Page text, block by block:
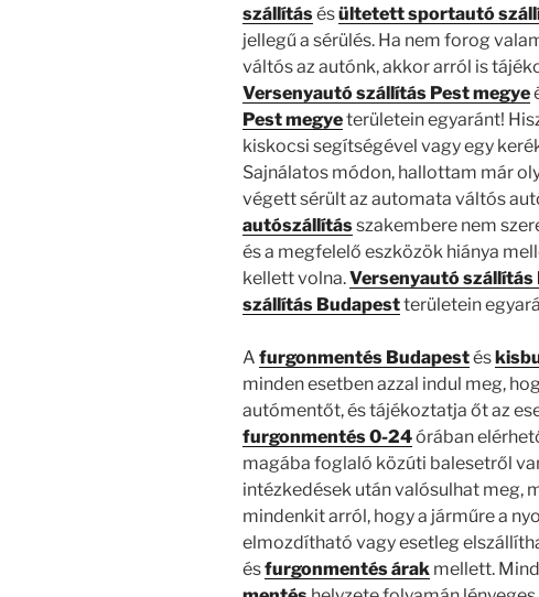
szállításésültetett sportautó
jellegű a sérülés. Ha nem forog
váltós az autónk, akkor arról is
Versenyautó szállítás Pest megye
Pest megyeterületein egyaránt!
kiskocsi segítségével vagy egy
Sajnálatos módon, hallottam már
végett sérült az automata váltós
autószállításszakembere nem
és a megfelelő eszközök hiánya
kellett volna.Versenyautó szállítás
szállítás Budapestterületein
A furgonmentés Budapestés
minden esetben azzal indul meg,
autómentőt, és tájékoztatja őt az
furgonmentés 0-24órában
magába foglaló közúti balesetről
intézkedések után valósulhat meg,
mindenkit arról, hogy a járműre a
elmozdítható vagy esetleg
ésfurgonmentés árak mellett.